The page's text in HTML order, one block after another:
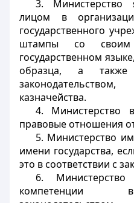
3. Министерство
лицом в
государственного
штампы со своим
государственном
образца, а
казначейства.
4. Министерство
правовые отношения
5. Министерство
имени государства,
это в соответствии с
6.
компетенции